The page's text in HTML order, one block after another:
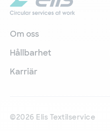
Om oss
Hållbarhet
Karriär
©2026 Elis Textilservice